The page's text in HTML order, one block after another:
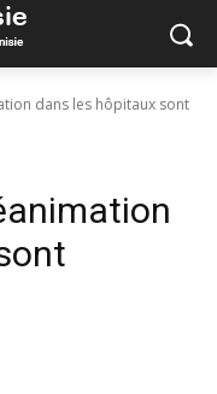
dans les hôpitaux sont